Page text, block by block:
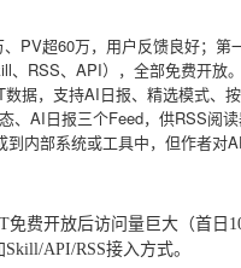
PV超60万，用户反馈良好；第
RSS、API），全部免费开放。
据，支持AI日报、精选模式、
、AI日报三个Feed，供RSS阅读
内部系统或工具中，但作者对
免费开放后访问量巨大（首
API/RSS接入方式。